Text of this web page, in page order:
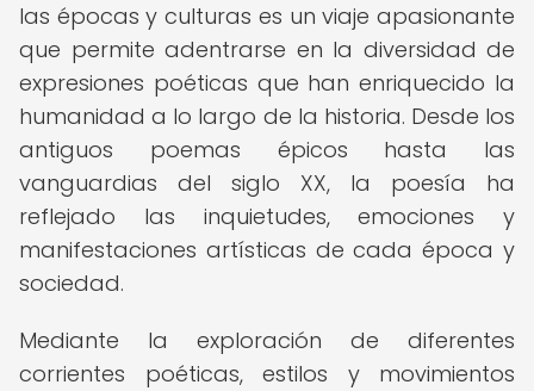
las épocas y culturas es un viaje apasionante
que permite adentrarse en la diversidad de
expresiones poéticas que han enriquecido la
humanidad a lo largo de la historia. Desde los
antiguos poemas épicos hasta las
vanguardias del siglo XX, la poesía ha
reflejado las inquietudes, emociones y
manifestaciones artísticas de cada época y
sociedad.
Mediante la exploración de diferentes
corrientes poéticas, estilos y movimientos